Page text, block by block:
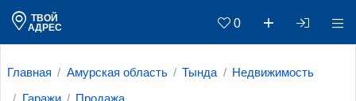
ТВОЙ
АДРЕС
0
Главная Амурская область Тында Недвижимость